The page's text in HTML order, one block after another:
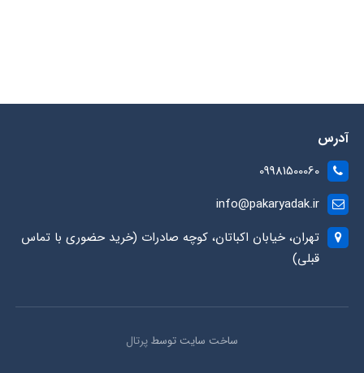
آدرس
09981500060
info@pakaryadak.ir
تهران، خیابان اکباتان، کوچه صادرات (خرید حضوری با تماس
قبلی)
ساخت سایت توسطپرتال